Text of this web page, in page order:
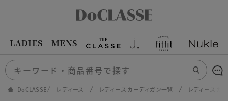
LADIES MENS
DoCLASSE レディース レディース カーディガン一覧 レディース カ